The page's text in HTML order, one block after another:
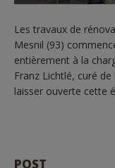
Les travaux de
Mesnil (93)
entièrement à la
Franz Lichtlé, curé
laisser ouverte cette
POST